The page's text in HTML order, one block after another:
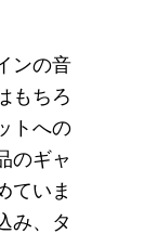
ンの音
もちろ
トへの
のギャ
ていま
み、タ